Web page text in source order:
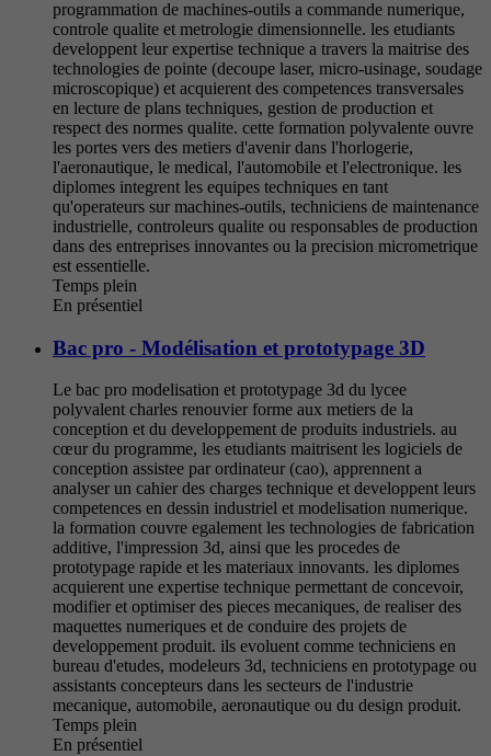
programmation de machines-outils a commande numerique,
controle qualite et metrologie dimensionnelle. les etudiants
developpent leur expertise technique a travers la maitrise des
technologies de pointe (decoupe laser, micro-usinage, soudage
microscopique) et acquierent des competences transversales
en lecture de plans techniques, gestion de production et
respect des normes qualite. cette formation polyvalente ouvre
les portes vers des metiers d'avenir dans l'horlogerie,
l'aeronautique, le medical, l'automobile et l'electronique. les
diplomes integrent les equipes techniques en tant
qu'operateurs sur machines-outils, techniciens de maintenance
industrielle, controleurs qualite ou responsables de production
dans des entreprises innovantes ou la precision micrometrique
est essentielle.
Temps plein
En présentiel
Bac pro - Modélisation et prototypage 3D
Le bac pro modelisation et prototypage 3d du lycee
polyvalent charles renouvier forme aux metiers de la
conception et du developpement de produits industriels. au
cœur du programme, les etudiants maitrisent les logiciels de
conception assistee par ordinateur (cao), apprennent a
analyser un cahier des charges technique et developpent leurs
competences en dessin industriel et modelisation numerique.
la formation couvre egalement les technologies de fabrication
additive, l'impression 3d, ainsi que les procedes de
prototypage rapide et les materiaux innovants. les diplomes
acquierent une expertise technique permettant de concevoir,
modifier et optimiser des pieces mecaniques, de realiser des
maquettes numeriques et de conduire des projets de
developpement produit. ils evoluent comme techniciens en
bureau d'etudes, modeleurs 3d, techniciens en prototypage ou
assistants concepteurs dans les secteurs de l'industrie
mecanique, automobile, aeronautique ou du design produit.
Temps plein
En présentiel